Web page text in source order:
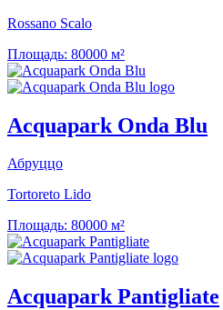
Rossano Scalo
Площадь: 80000 м²
Acquapark Onda Blu
Абруццо
Tortoreto Lido
Площадь: 80000 м²
Acquapark Pantigliate